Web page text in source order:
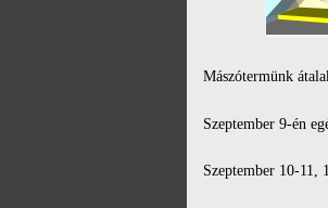
Mászótermünk
Szeptember 9-én
Szeptember 10-11,